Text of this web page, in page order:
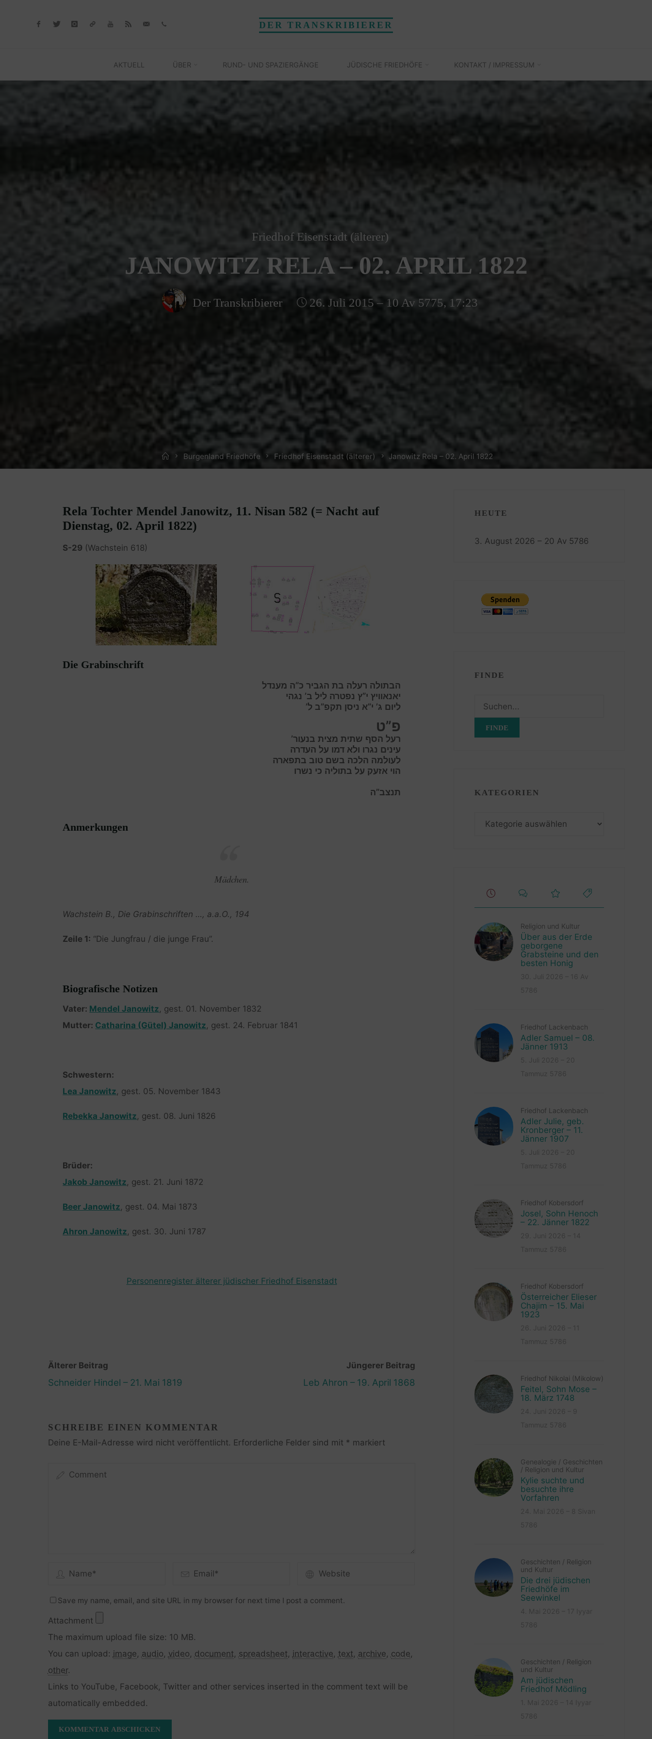
DER TRANSKRIBIERER
AKTUELL ÜBER RUND- UND SPAZIERGÄNGE JÜDISCHE FRIEDHÖFE KONTAKT / IMPRESSUM
Friedhof Eisenstadt (älterer)
JANOWITZ RELA – 02. APRIL 1822
Der Transkribierer 26. Juli 2015 – 10 Av 5775, 17:23
HomeBurgenland Friedhöfe Friedhof Eisenstadt (älterer) Janowitz Rela – 02. April 1822
Rela Tochter Mendel Janowitz, 11. Nisan 582 (= Nacht auf
Dienstag, 02. April 1822)
S-29 (Wachstein 618)
Die Grabinschrift
הבתולה רעלה בת הגביר כ”ה מענדל
יאנאוויץ י”ץ נפטרה ליל ב’ נגהי
ליום ג’ י”א ניסן תקפ”ב ל’
פ”ט
רעל הסף שתית מצית בנעור’
עינים נגרו ולא דמו על העדרה
לעולמה הלכה בשם טוב בתפארה
הוי אזעק על בתוליה כי נשרו
תנצב”ה
Anmerkungen
Mädchen.
Wachstein B., Die Grabinschriften …, a.a.O., 194
Zeile 1: “Die Jungfrau / die junge Frau”.
Biografische Notizen
Vater: Mendel Janowitz, gest. 01. November 1832
Mutter: Catharina (Gütel) Janowitz, gest. 24. Februar 1841
Schwestern:
Lea Janowitz, gest. 05. November 1843
Rebekka Janowitz, gest. 08. Juni 1826
Brüder:
Jakob Janowitz, gest. 21. Juni 1872
Beer Janowitz, gest. 04. Mai 1873
Ahron Janowitz, gest. 30. Juni 1787
Personenregister älterer jüdischer Friedhof Eisenstadt
Älterer Beitrag
Schneider Hindel – 21. Mai 1819
Jüngerer Beitrag
Leb Ahron – 19. April 1868
SCHREIBE EINEN KOMMENTAR
Deine E-Mail-Adresse wird nicht veröffentlicht. Erforderliche Felder sind mit * markiert
Save my name, email, and site URL in my browser for next time I post a comment.
Attachment
The maximum upload file size: 10 MB.
You can upload: image, audio, video, document, spreadsheet, interactive, text, archive, code,
other.
Links to YouTube, Facebook, Twitter and other services inserted in the comment text will be
automatically embedded.
HEUTE
3. August 2026 – 20 Av 5786
FINDE
Suchen
nach:
KATEGORIEN
Kategorien
Religion und Kultur
Über aus der Erde
geborgene
Grabsteine und den
besten Honig
Friedhof Lackenbach
Adler Samuel – 08.
Jänner 1913
Friedhof Lackenbach
Adler Julie, geb.
Kronberger – 11.
Jänner 1907
Friedhof Kobersdorf
Josel, Sohn Henoch
– 22. Jänner 1822
Friedhof Kobersdorf
Österreicher Elieser
Chajim – 15. Mai
1923
Friedhof Nikolai (Mikolow)
Feitel, Sohn Mose –
18. März 1748
Genealogie / Geschichten
/ Religion und Kultur
Kylie suchte und
besuchte ihre
Vorfahren
Geschichten / Religion
und Kultur
Die drei jüdischen
Friedhöfe im
Seewinkel
Geschichten / Religion
und Kultur
Am jüdischen
Friedhof Mödling